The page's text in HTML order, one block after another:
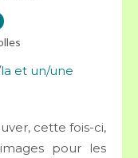
cette fois-ci,
pour les